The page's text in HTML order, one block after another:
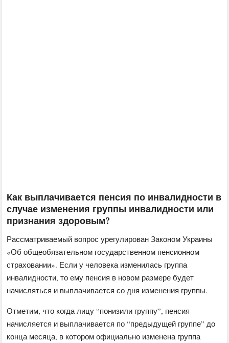
Как выплачивается пенсия по инвалидности в
случае изменения группы инвалидности или
признания здоровым?
Рассматриваемый вопрос урегулирован Законом Украины
«Об общеобязательном государственном пенсионном
страховании». Если у человека изменилась группа
инвалидности, то ему пенсия в новом размере будет
начисляться и выплачивается со дня изменения группы.
Отметим, что когда лицу “понизили группу”, пенсия
начисляется и выплачивается по “предыдущей группе” до
конца месяца, в котором официально изменена группа